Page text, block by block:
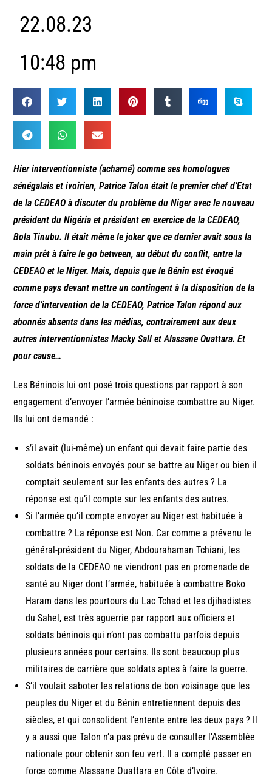
22.08.23
10:48 pm
Hier interventionniste (acharné) comme ses homologues
sénégalais et ivoirien, Patrice Talon était le premier chef d’Etat
de la CEDEAO à discuter du problème du Niger avec le nouveau
président du Nigéria et président en exercice de la CEDEAO,
Bola Tinubu. Il était même le joker que ce dernier avait sous la
main prêt à faire le go between, au début du conflit, entre la
CEDEAO et le Niger. Mais, depuis que le Bénin est évoqué
comme pays devant mettre un contingent à la disposition de la
force d’intervention de la CEDEAO, Patrice Talon répond aux
abonnés absents dans les médias, contrairement aux deux
autres interventionnistes Macky Sall et Alassane Ouattara. Et
pour cause…
Les Béninois lui ont posé trois questions par rapport à son
engagement d’envoyer l’armée béninoise combattre au Niger.
Ils lui ont demandé :
s’il avait (lui-même) un enfant qui devait faire partie des
soldats béninois envoyés pour se battre au Niger ou bien il
comptait seulement sur les enfants des autres ? La
réponse est qu’il compte sur les enfants des autres.
Si l’armée qu’il compte envoyer au Niger est habituée à
combattre ? La réponse est Non. Car comme a prévenu le
général-président du Niger, Abdourahaman Tchiani, les
soldats de la CEDEAO ne viendront pas en promenade de
santé au Niger dont l’armée, habituée à combattre Boko
Haram dans les pourtours du Lac Tchad et les djihadistes
du Sahel, est très aguerrie par rapport aux officiers et
soldats béninois qui n’ont pas combattu parfois depuis
plusieurs années pour certains. Ils sont beaucoup plus
militaires de carrière que soldats aptes à faire la guerre.
S’il voulait saboter les relations de bon voisinage que les
peuples du Niger et du Bénin entretiennent depuis des
siècles, et qui consolident l’entente entre les deux pays ? Il
y a aussi que Talon n’a pas prévu de consulter l’Assemblée
nationale pour obtenir son feu vert. Il a compté passer en
force comme Alassane Ouattara en Côte d’Ivoire.